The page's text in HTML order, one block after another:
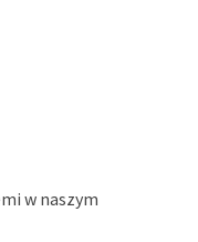
w naszym